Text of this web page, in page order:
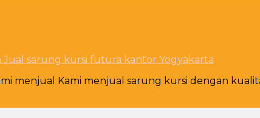
Jual sarung kursi futura kantor Yogyakarta
menjual Kami menjual sarung kursi dengan